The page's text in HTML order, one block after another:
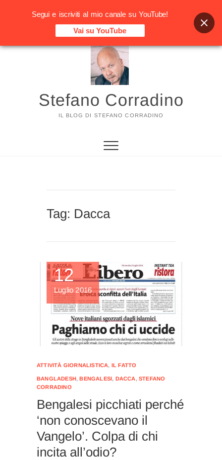
Vai
Stefano Corradino
IL BLOG DI STEFANO CORRADINO
Tag: Dacca
12
Luglio 2016
ATTIVITÀ GIORNALISTICA, IL FATTO
BANGLADESH,BENGALESI, DACCA,STEFANO
CORRADINO
Bengalesi picchiati perché
‘non conoscevano il
Vangelo’. Colpa di chi
incita all’odio?
Segui e iscriviti al mio canale su YouTube!
Vai su YouTube